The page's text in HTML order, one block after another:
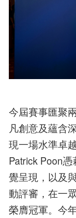
今屆賽事匯聚
凡創意及蘊含
現一場水準卓
Patrick Poon
覺呈現，以及
動評審，在一
榮膺冠軍。今